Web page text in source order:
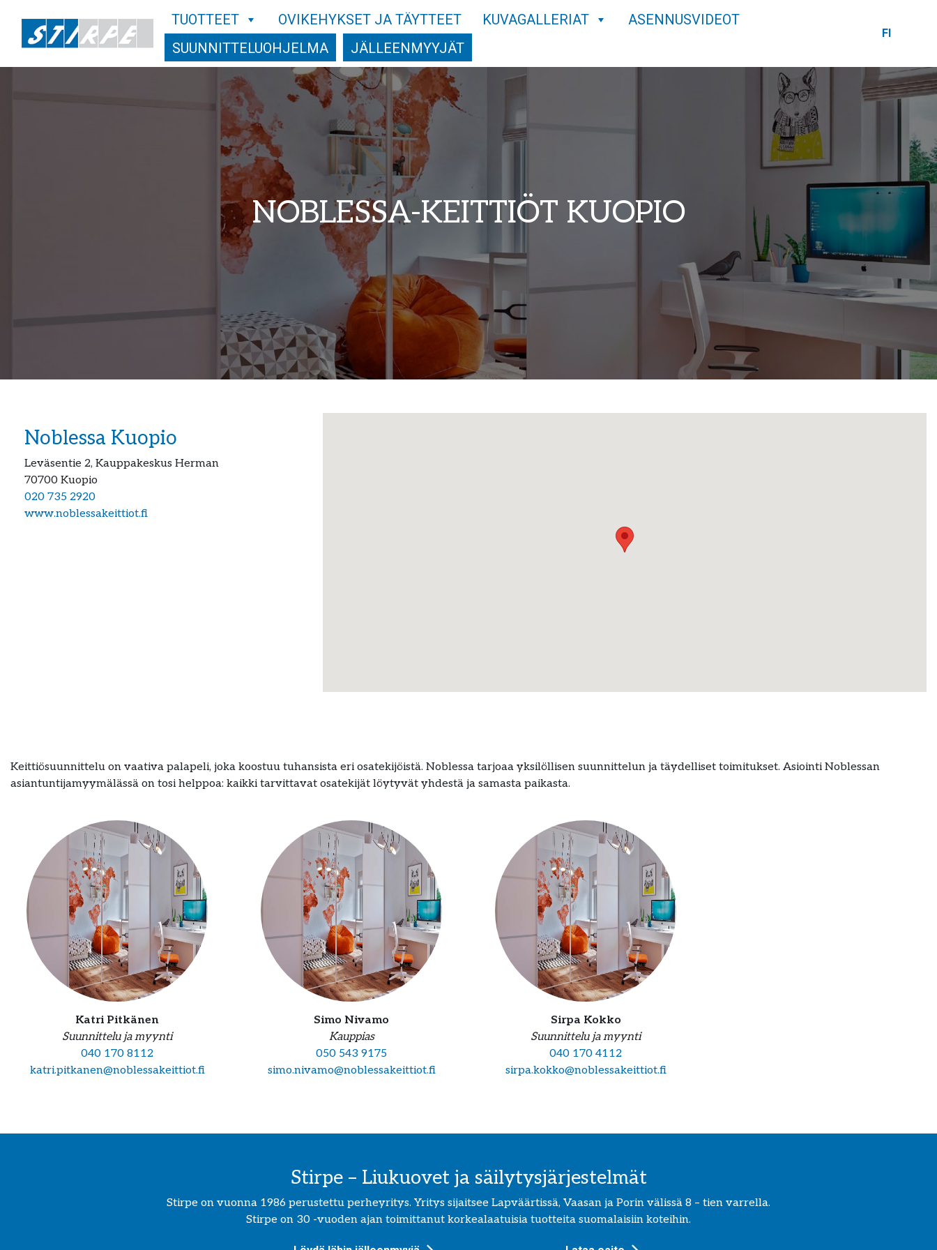
TUOTTEET OVIKEHYKSET JA TÄYTTEET KUVAGALLERIAT
ASENNUSVIDEOT
SUUNNITTELUOHJELMA
JÄLLEENMYYJÄT
FI
NOBLESSA-KEITTIÖT KUOPIO
Noblessa Kuopio
Leväsentie 2, Kauppakeskus Herman
70700 Kuopio
020 735 2920
www.noblessakeittiot.fi
Keittiösuunnittelu on vaativa palapeli, joka koostuu tuhansista eri osatekijöistä. Noblessa tarjoaa yksilöllisen suunnittelun ja täydelliset toimitukset. Asiointi Noblessan
asiantuntijamyymälässä on tosi helppoa: kaikki tarvittavat osatekijät löytyvät yhdestä ja samasta paikasta.
Katri Pitkänen
Suunnittelu ja myynti
040 170 8112
katri.pitkanen@noblessakeittiot.fi
Simo Nivamo
Kauppias
050 543 9175
simo.nivamo@noblessakeittiot.fi
Sirpa Kokko
Suunnittelu ja myynti
040 170 4112
sirpa.kokko@noblessakeittiot.fi
Stirpe – Liukuovet ja säilytysjärjestelmät
Stirpe on vuonna 1986 perustettu perheyritys. Yritys sijaitsee Lapväärtissä, Vaasan ja Porin välissä 8 – tien varrella.
Stirpe on 30 -vuoden ajan toimittanut korkealaatuisia tuotteita suomalaisiin koteihin.